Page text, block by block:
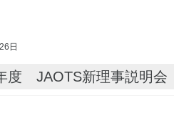
日
度 JAOTS新理事説明会